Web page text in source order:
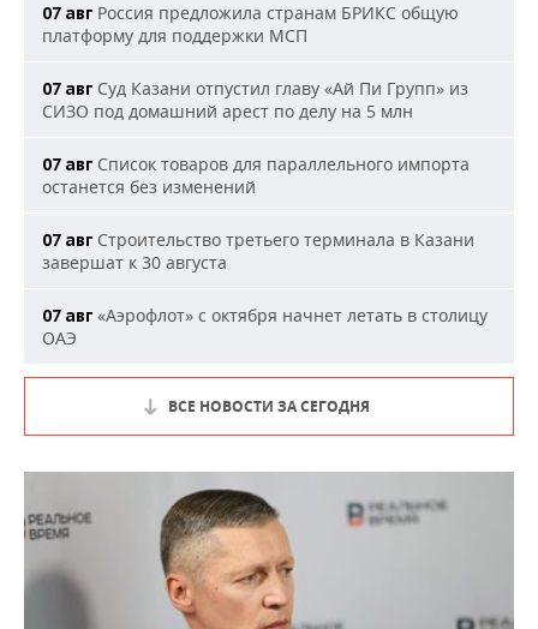
07 авг Россия предложила странам БРИКС общую
платформу для поддержки МСП
07 авг Суд Казани отпустил главу «Ай Пи Групп» из
СИЗО под домашний арест по делу на 5 млн
07 авг Список товаров для параллельного импорта
останется без изменений
07 авг Строительство третьего терминала в Казани
завершат к 30 августа
07 авг «Аэрофлот» с октября начнет летать в столицу
ОАЭ
ВСЕ НОВОСТИ ЗА СЕГОДНЯ